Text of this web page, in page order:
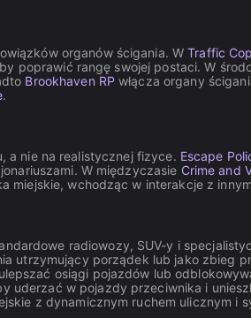
organów ścigania. WTraffic
poprawić rangę swojej postaci. W
Brookhaven RP włącza organy
.
a nie na realistycznej fizyce. Escape
W międzyczasie Crime and
miejskie, wchodząc w interakcje z
radiowozy, SUV-y i
utrzymujący porządek lub jako zbieg
osiągi pojazdów lub
uderzać w pojazdy przeciwnika i
z dynamicznym ruchem ulicznym i